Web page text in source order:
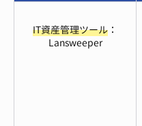
IT資産管理ツール ：
Lansweeper